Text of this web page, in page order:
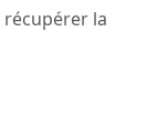
récupérer la